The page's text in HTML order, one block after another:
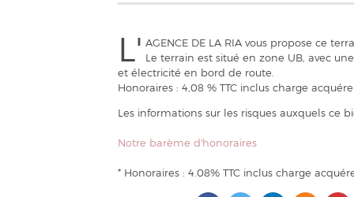
L' AGENCE DE LA RIA vous propose ce
Le terrain est situé en zone UB, avec
et électricité en bord de route.
Honoraires : 4,08 % TTC inclus charge
Les informations sur les risques auxquels ce
Notre barème d'honoraires
* Honoraires : 4.08% TTC inclus charge